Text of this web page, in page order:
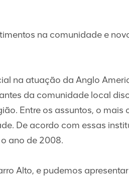
na comunidade e
na atuação da Anglo
da comunidade local
Entre os assuntos, o mais
De acordo com essas
ano de 2008.
Alto, e pudemos